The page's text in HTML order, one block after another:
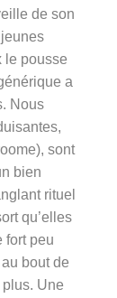
de son
le pousse
a
Nous
, sont
bien
rituel
qu’elles
fort peu
bout de
Une